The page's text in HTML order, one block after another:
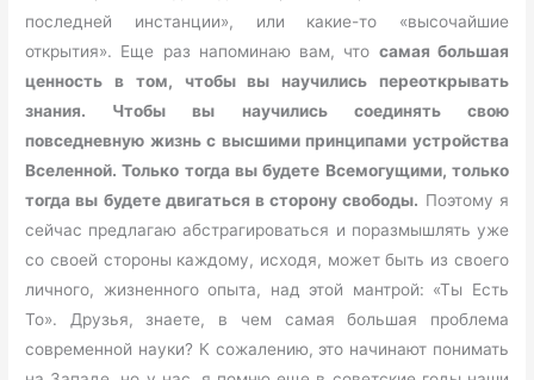
последней инстанции», или какие-то «высочайшие
открытия». Еще раз напоминаю вам, что самая большая
ценность в том, чтобы вы научились переоткрывать
знания. Чтобы вы научились соединять свою
повседневную жизнь с высшими принципами устройства
Вселенной. Только тогда вы будете Всемогущими, только
тогда вы будете двигаться в сторону свободы. Поэтому я
сейчас предлагаю абстрагироваться и поразмышлять уже
со своей стороны каждому, исходя, может быть из своего
личного, жизненного опыта, над этой мантрой: «Ты Есть
То». Друзья, знаете, в чем самая большая проблема
современной науки? К сожалению, это начинают понимать